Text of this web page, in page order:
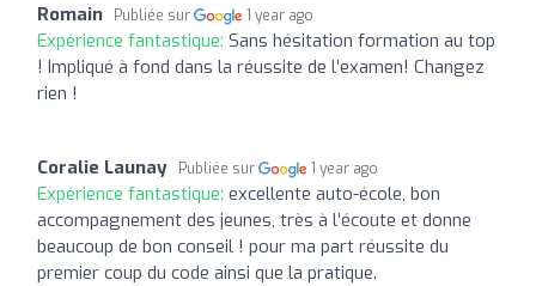
Romain Publiée sur 1 year ago
Expérience fantastique: Sans hésitation formation au top
! Impliqué à fond dans la réussite de l’examen! Changez
rien !
Coralie Launay Publiée sur 1 year ago
Expérience fantastique: excellente auto-école, bon
accompagnement des jeunes, très à l’écoute et donne
beaucoup de bon conseil ! pour ma part réussite du
premier coup du code ainsi que la pratique.